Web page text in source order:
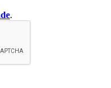
.